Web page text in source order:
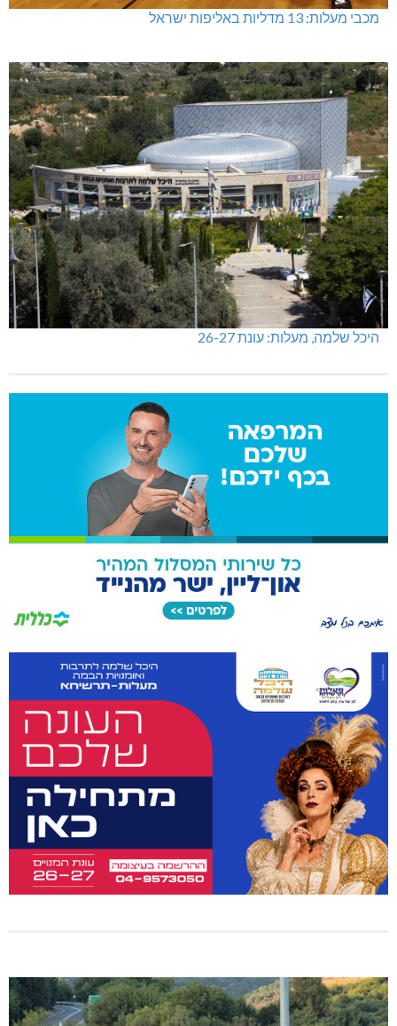
מכבי מעלות: 13 מדליות באליפות ישראל
היכל שלמה, מעלות: עונת 26-27